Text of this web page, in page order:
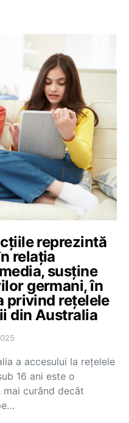
reprezintă
relaţia
susține
germani, în
privind rețelele
din Australia
a accesului la reţelele
16 ani este o
curând decât